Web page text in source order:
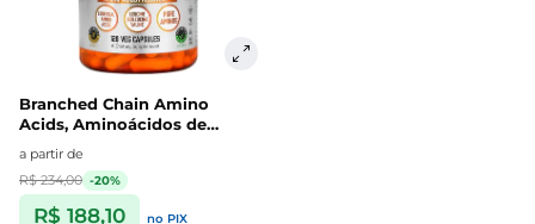
Branched Chain Amino
Acids, Aminoácidos de
Cadeia Ramificada, Cápsulas,
Now
a partir de
R$ 234,00 -20%
R$ 188,10 no PIX